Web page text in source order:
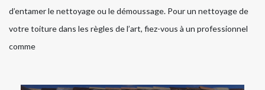
d’entamer le nettoyage ou le démoussage. Pour un nettoyage de
votre toiture dans les règles de l’art, fiez-vous à un professionnel
comme